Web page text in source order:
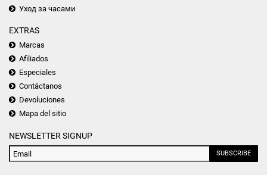
Уход за часами
EXTRAS
Marcas
Afiliados
Especiales
Contáctanos
Devoluciones
Mapa del sitio
NEWSLETTER SIGNUP
SUBSCRIBE